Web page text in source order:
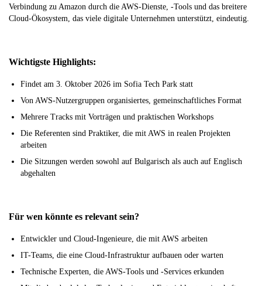
Verbindung zu Amazon durch die AWS-Dienste, -Tools und das breitere
Cloud-Ökosystem, das viele digitale Unternehmen unterstützt, eindeutig.
Wichtigste Highlights:
Findet am 3. Oktober 2026 im Sofia Tech Park statt
Von AWS-Nutzergruppen organisiertes, gemeinschaftliches Format
Mehrere Tracks mit Vorträgen und praktischen Workshops
Die Referenten sind Praktiker, die mit AWS in realen Projekten
arbeiten
Die Sitzungen werden sowohl auf Bulgarisch als auch auf Englisch
abgehalten
Für wen könnte es relevant sein?
Entwickler und Cloud-Ingenieure, die mit AWS arbeiten
IT-Teams, die eine Cloud-Infrastruktur aufbauen oder warten
Technische Experten, die AWS-Tools und -Services erkunden